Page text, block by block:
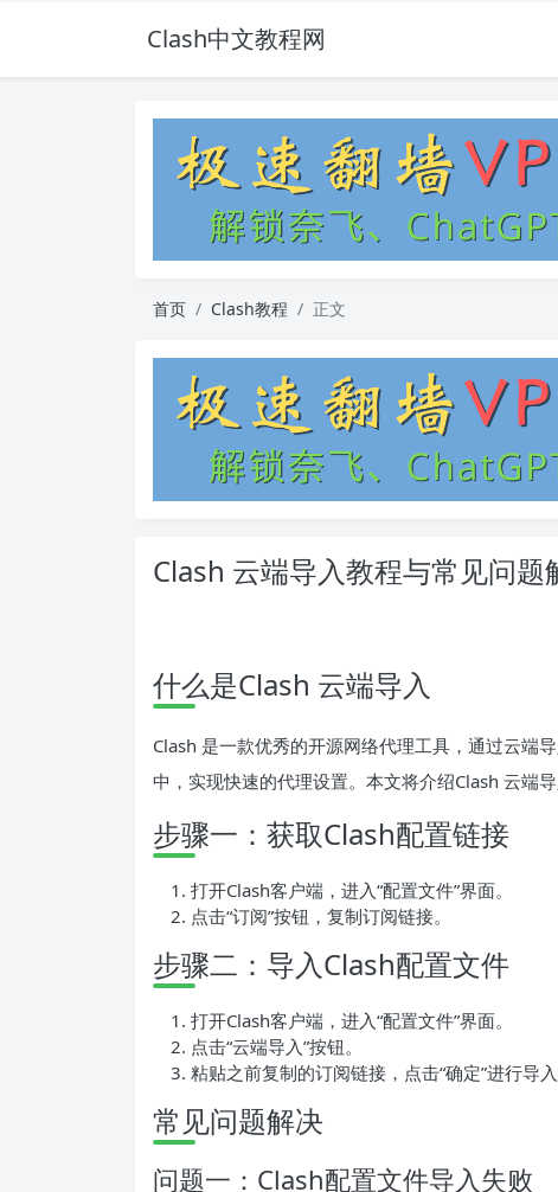
Clash中文教程网
首页 Clash教程 正文
Clash 云端导入教程与常见问题
什么是Clash 云端导入
Clash 是一款优秀的开源网络代理工具，通过云端
中，实现快速的代理设置。本文将介绍Clash 云端
步骤一：获取Clash配置链接
打开Clash客户端，进入“配置文件”界面。
点击“订阅”按钮，复制订阅链接。
步骤二：导入Clash配置文件
打开Clash客户端，进入“配置文件”界面。
点击“云端导入”按钮。
粘贴之前复制的订阅链接，点击“确定”进行导入
常见问题解决
问题一：Clash配置文件导入失败